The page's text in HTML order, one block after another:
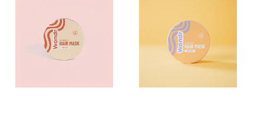
STATIONERY